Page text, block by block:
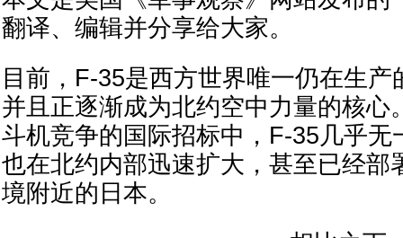
翻译、编辑并分享给大家。
目前，F-35是西方世界唯一仍在生产
并且正逐渐成为北约空中力量的核心
斗机竞争的国际招标中，F-35几乎无
也在北约内部迅速扩大，甚至已经部
境附近的日本。